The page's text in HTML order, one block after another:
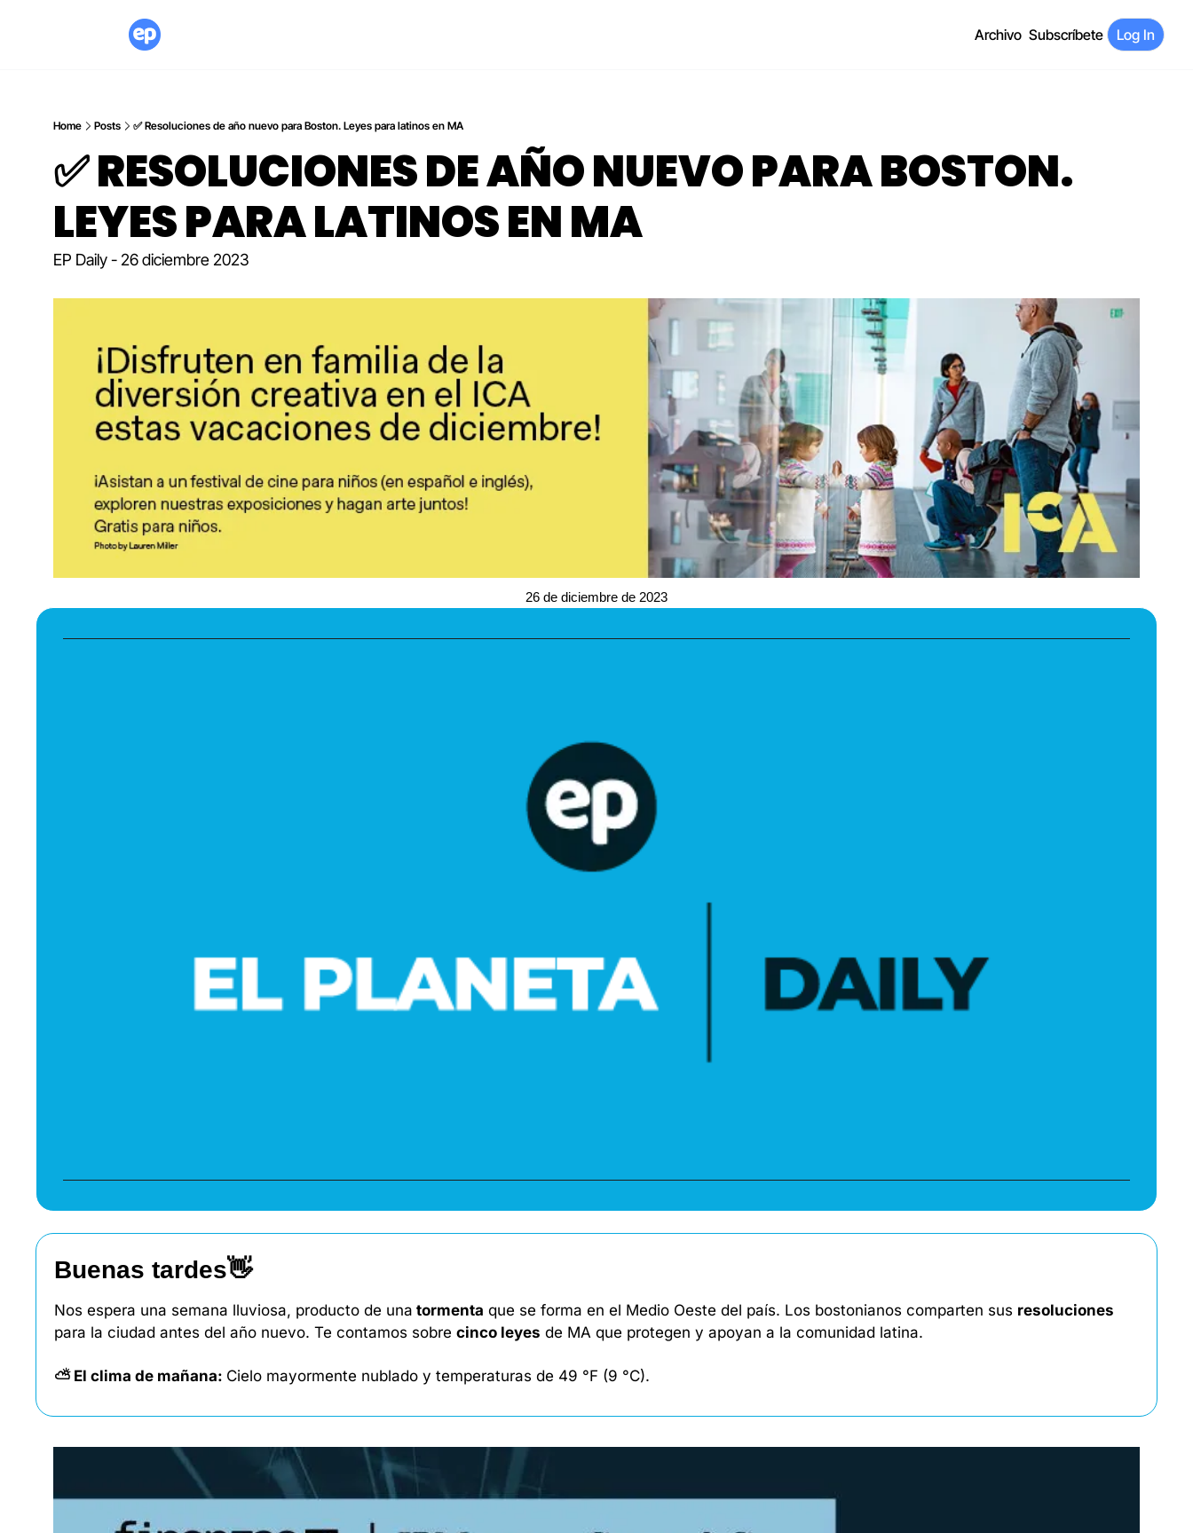
Archivo Subscríbete Log In
Home Posts ✅ Resoluciones de año nuevo para Boston. Leyes para latinos en MA
✅ RESOLUCIONES DE AÑO NUEVO PARA BOSTON.
LEYES PARA LATINOS EN MA
EP Daily - 26 diciembre 2023
26 de diciembre de 2023
Buenas tardes👋
Nos espera una semana lluviosa, producto de una tormenta que se forma en el Medio Oeste del país. Los bostonianos comparten sus resoluciones
para la ciudad antes del año nuevo. Te contamos sobre cinco leyes de MA que protegen y apoyan a la comunidad latina.
⛅ El clima de mañana: Cielo mayormente nublado y temperaturas de 49 °F (9 °C).